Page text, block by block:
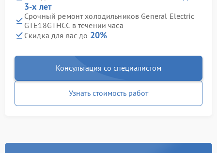
3-х лет
Срочный ремонт холодильников General Electric
GTE18GTHCC в течении часа
Скидка для вас до 20%
Консультация со специалистом
Узнать стоимость работ